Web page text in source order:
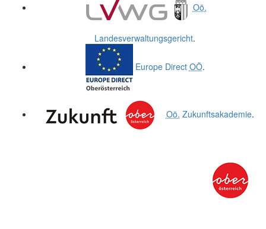
Oö.
Landesverwaltungsgericht.
Europe Direct OÖ.
Oö. Zukunftsakademie.